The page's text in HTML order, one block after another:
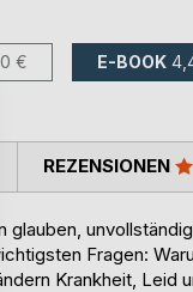
€ E-BOOK
glauben,
Fragen:
Krankheit, Leid
REZENSIONEN